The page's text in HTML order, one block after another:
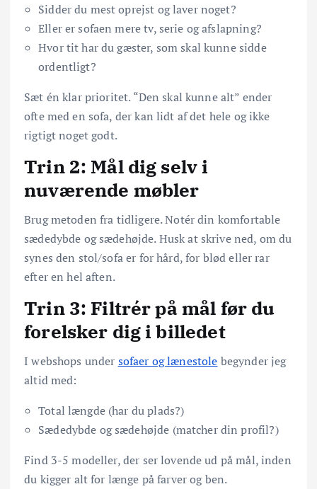
Sidder du mest oprejst og laver noget?
Eller er sofaen mere tv, serie og afslapning?
Hvor tit har du gæster, som skal kunne sidde
ordentligt?
Sæt én klar prioritet. “Den skal kunne alt” ender
ofte med en sofa, der kan lidt af det hele og ikke
rigtigt noget godt.
Trin 2: Mål dig selv i
nuværende møbler
Brug metoden fra tidligere. Notér din komfortable
sædedybde og sædehøjde. Husk at skrive ned, om du
synes den stol/sofa er for hård, for blød eller rar
efter en hel aften.
Trin 3: Filtrér på mål før du
forelsker dig i billedet
I webshops under sofaer og lænestole begynder jeg
altid med:
Total længde (har du plads?)
Sædedybde og sædehøjde (matcher din profil?)
Find 3-5 modeller, der ser lovende ud på mål, inden
du kigger alt for længe på farver og ben.